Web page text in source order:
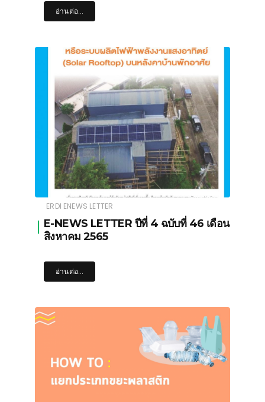
อ่านต่อ...
ERDI ENEWS LETTER
E-NEWS LETTER ปีที่ 4 ฉบับที่ 46 เดือน
สิงหาคม 2565
อ่านต่อ...